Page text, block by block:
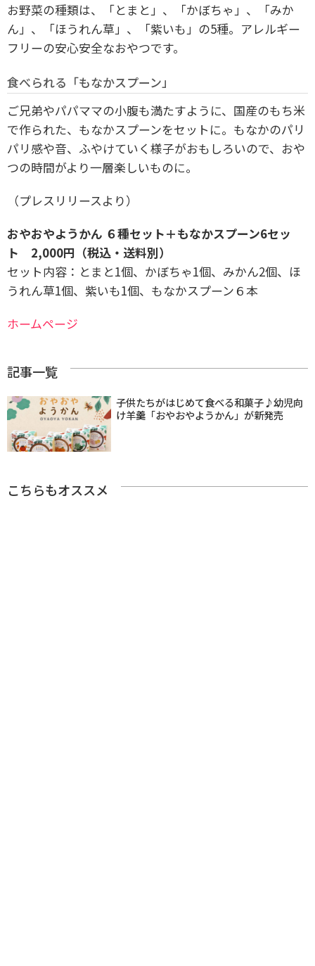
お野菜の種類は、「とまと」、「かぼちゃ」、「みか
ん」、「ほうれん草」、「紫いも」の5種。アレルギー
フリーの安心安全なおやつです。
食べられる「もなかスプーン」
ご兄弟やパパママの小腹も満たすように、国産のもち米
で作られた、もなかスプーンをセットに。もなかのパリ
パリ感や音、ふやけていく様子がおもしろいので、おや
つの時間がより一層楽しいものに。
（プレスリリースより）
おやおやようかん ６種セット＋もなかスプーン6セッ
ト 2,000円（税込・送料別）
セット内容：とまと1個、かぼちゃ1個、みかん2個、ほ
うれん草1個、紫いも1個、もなかスプーン６本
ホームページ
記事一覧
子供たちがはじめて食べる和菓子♪幼児向
け羊羹「おやおやようかん」が新発売
こちらもオススメ